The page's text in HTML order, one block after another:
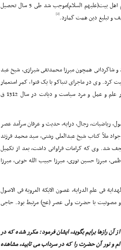
حوزه علوى(علیه السلام) مسکن گزید. هوش سرشار، استقامت کم نظیر و عشق به علوم اهل بیت(علیهم السلام)موجب شد طى 5 سال تحصیل
و تبلیغ دین همت گمارد.[2]
و شاگردانى همچون میرزا محمدتقى شیرازى، شیخ عبد
کرد. وى در ماجراى تنباکو با یک فتوا، کمر استعمار
انگلیس را شکست و با عزت و افتخار پرچم شیعه را در جهان برافراشت. این پرچمدار علم و عمل و مرد سیاست و دیانت در سال 1312 ق
ریاضیات، رجال، درایه، حدیث و عرفان سرآمد عصر
ملاّ کتاب شیخ عبدالعلى رشتى، سید محمد فرزند
شد. وى که کرامات فراوانى داشت، بعد از تکمیل
میرزا حسین نورى، میرزا حبیب الله خویى، میرزا
فى علم الدرایة، غصون الایکة الغرویة فى الاصول
و مصونیت با حضرت ولى عصر (عج) مرتبط بود. حاجى
رازها برایم بگوید، ایشان فرمود: مکرر شده که در
نور آن حضرت را که در سرداب مى تابید، مشاهده